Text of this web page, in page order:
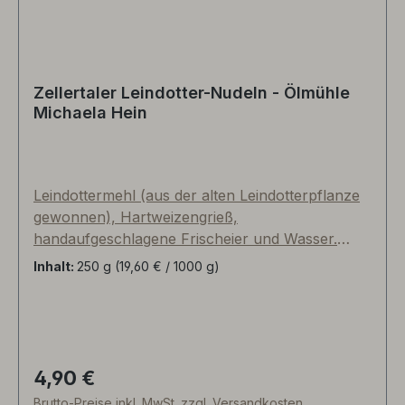
Zellertaler Leindotter-Nudeln - Ölmühle
Michaela Hein
Leindottermehl (aus der alten Leindotterpflanze
gewonnen), Hartweizengrieß,
handaufgeschlagene Frischeier und Wasser.
Feiner, nussig-erdiger Geschmack, kräftiger Biss.
Wachenheim/Zellertal in Rheinhessen. Es handelt
sich um ein hochwertiges Naturprodukt. Beim
Inhalt: 250 g (19,60 € / 1000 g)
Regulärer Preis:
4,90 €